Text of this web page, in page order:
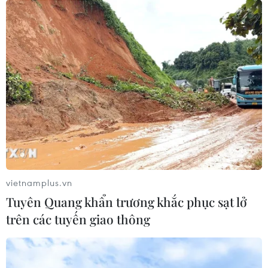
vietnamplus.vn
Tuyên Quang khẩn trương khắc phục sạt lở
trên các tuyến giao thông